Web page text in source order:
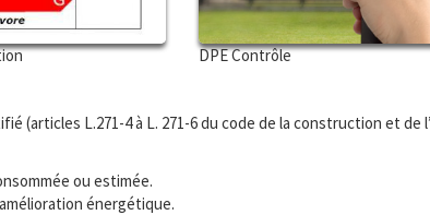
DPE Contrôle
(articles L.271-4 à L. 271-6 du code de la construction et de
ou estimée.
énergétique.